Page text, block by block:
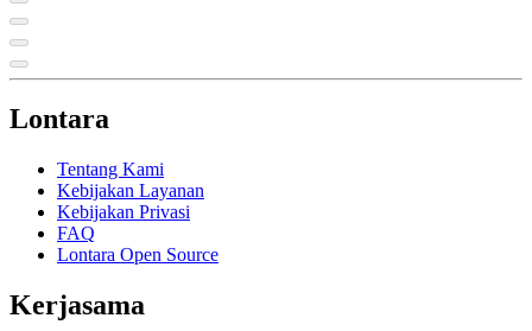
Lontara
Tentang Kami
Kebijakan Layanan
Kebijakan Privasi
FAQ
Lontara Open Source
Kerjasama